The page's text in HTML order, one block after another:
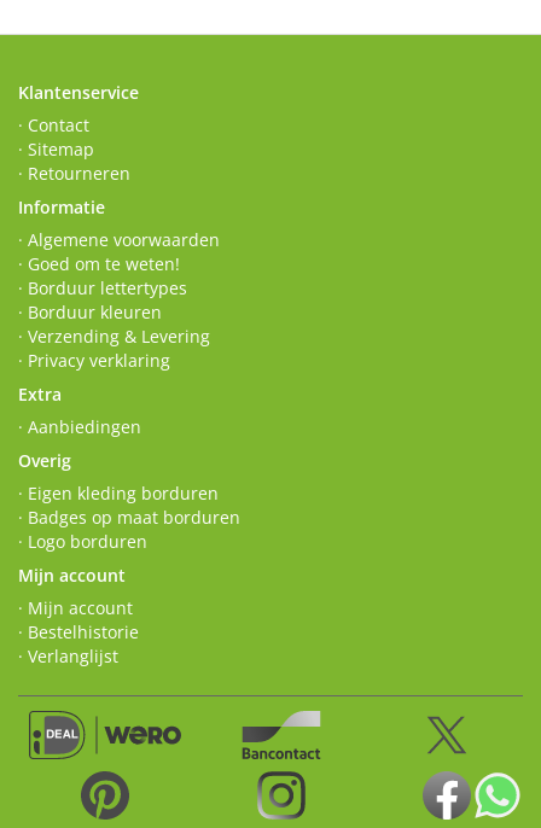
Klantenservice
· Contact
· Sitemap
· Retourneren
Informatie
· Algemene voorwaarden
· Goed om te weten!
· Borduur lettertypes
· Borduur kleuren
· Verzending & Levering
· Privacy verklaring
Extra
· Aanbiedingen
Overig
· Eigen kleding borduren
· Badges op maat borduren
· Logo borduren
Mijn account
· Mijn account
· Bestelhistorie
· Verlanglijst